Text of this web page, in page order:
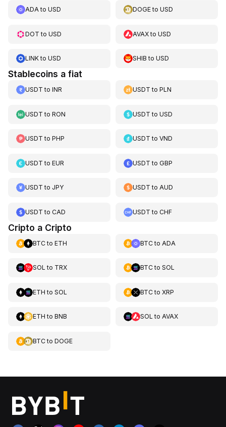
ADAto USD DOGEtoUSD
DOT to USD AVAXtoUSD
LINKto USD SHIB toUSD
Stablecoins a fiat
USDT to INR USDT toPLN
USDT to RON USDT toUSD
USDT to PHP USDT toVND
USDT to EUR USDT toGBP
USDT to JPY USDT toAUD
USDT to CAD USDT toCHF
Cripto a Cripto
BTCto ETH BTCto ADA
SOL to TRX BTCto SOL
ETH to SOL BTCto XRP
ETH to BNB SOL to AVAX
BTCto DOGE